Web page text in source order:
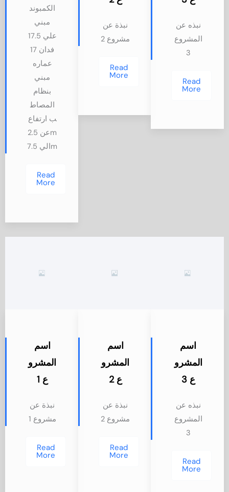
الكمبوند
مبني
علي 17.5
فدان 17
عماره
مبني
بنظام
المصاط
ب ارتفاع
عن 2.5m
الي 7.5m
Read
More
نبذة عن
مشروع 2
Read
More
نبذه عن
المشروع
3
Read
More
اسم
المشرو
ع 1
نبذة عن
مشروع 1
Read
More
اسم
المشرو
ع 2
نبذة عن
مشروع 2
Read
More
اسم
المشرو
ع 3
نبذه عن
المشروع
3
Read
More